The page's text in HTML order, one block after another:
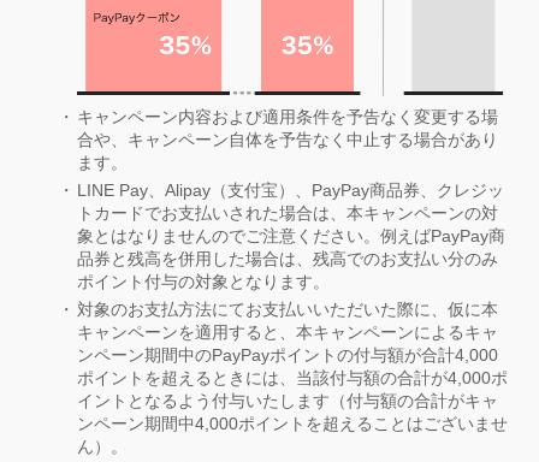
キャンペーン内容および適用条件を予告なく変更する場
合や、キャンペーン自体を予告なく中止する場合があり
ます。
LINE Pay、Alipay（支付宝）、PayPay商品券、クレジッ
トカードでお支払いされた場合は、本キャンペーンの対
象とはなりませんのでご注意ください。例えばPayPay商
品券と残高を併用した場合は、残高でのお支払い分のみ
ポイント付与の対象となります。
対象のお支払方法にてお支払いいただいた際に、仮に本
キャンペーンを適用すると、本キャンペーンによるキャ
ンペーン期間中のPayPayポイントの付与額が合計4,000
ポイントを超えるときには、当該付与額の合計が4,000ポ
イントとなるよう付与いたします（付与額の合計がキャ
ンペーン期間中4,000ポイントを超えることはございませ
ん）。